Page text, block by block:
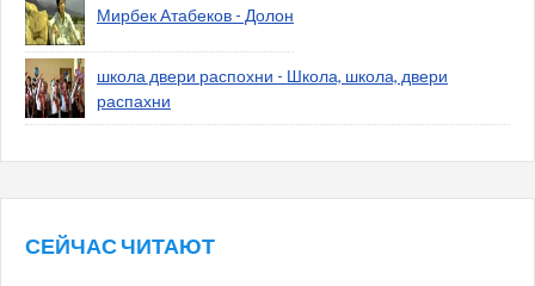
Мирбек Атабеков - Долон
школа двери распохни - Школа, школа, двери
распахни
СЕЙЧАС ЧИТАЮТ